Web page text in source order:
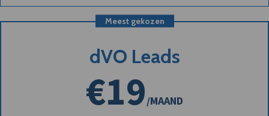
Meest gekozen
dVO Leads
€19/MAAND